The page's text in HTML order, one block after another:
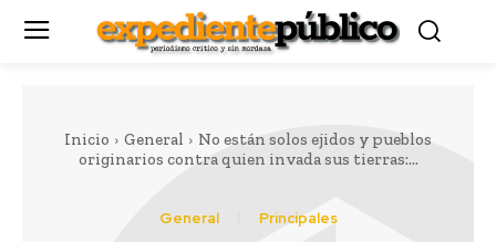
Inicio General
No están solos ejidos y pueblos
originarios contra quien invada sus tierras:...
General Principales